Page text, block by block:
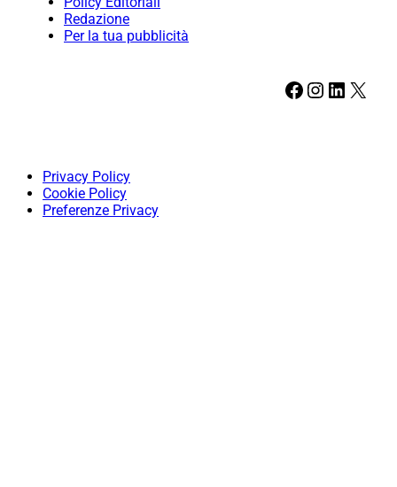
Redazione
Per la tua pubblicità
Facebook Instagram LinkedIn X
Privacy Policy
Cookie Policy
Preferenze Privacy